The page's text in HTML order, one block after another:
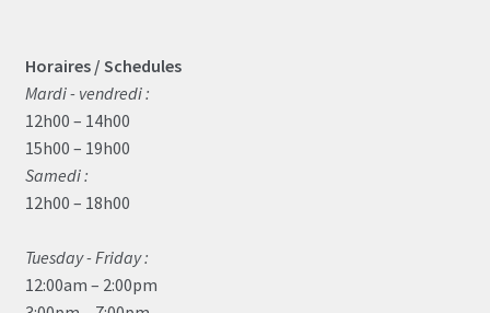
Horaires / Schedules
Mardi - vendredi :
12h00 – 14h00
15h00 – 19h00
Samedi :
12h00 – 18h00
Tuesday - Friday :
12:00am – 2:00pm